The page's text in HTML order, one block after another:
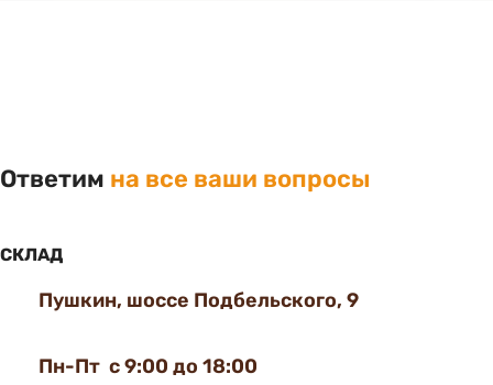
Ответим на все ваши вопросы
СКЛАД
Пушкин, шоссе Подбельского, 9
Пн-Пт с 9:00 до 18:00